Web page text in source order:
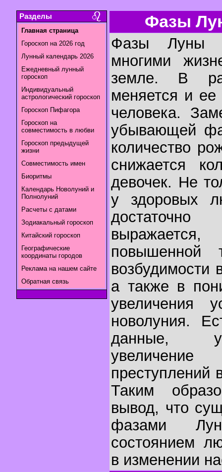
Разделы
Главная страница
Гороскоп на 2026 год
Лунный календарь 2026
Ежедневный лунный
гороскоп
Индивидуальный
астрологический гороскоп
Гороскоп Пифагора
Гороскоп на
совместимость в любви
Гороскоп предыдущей
жизни
Совместимость имен
Биоритмы
Календарь Новолуний и
Полнолуний
Расчеты с датами
Зодиакальный гороскоп
Китайский гороскоп
Географические
координаты городов
Реклама на нашем сайте
Обратная связь
Фазы
Фазы Луны
многими
земле. В
меняется и ее
человека.
убывающей
количество
снижается
девочек. Не
у здоровых
повышенной
возбудимости
а также в
увеличения
новолуния.
данные,
преступлений
Таким
вывод, что
фазами
состоянием
в изменении